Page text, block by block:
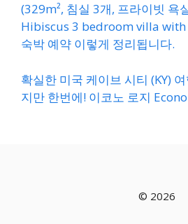
(329m², 침실 3개, 프라이빗 욕
Hibiscus 3 bedroom villa
숙박 예약 이렇게 정리됩니다.
확실한 미국 케이브 시티 (KY)
지만 한번에! 이코노 로지
© 2026